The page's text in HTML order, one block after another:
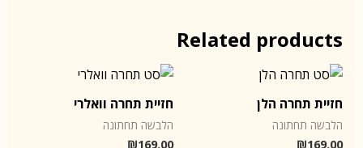
Related products
חזיית תחרה הלן
הלבשה תחתונה
₪169.00
חזיית תחרה וואלרי
הלבשה תחתונה
₪169.00